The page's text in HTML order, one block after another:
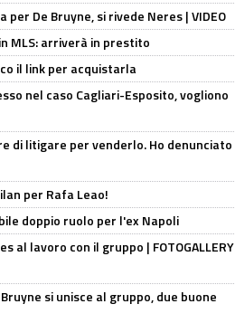
De Bruyne, si rivede Neres | VIDEO
MLS: arriverà in prestito
il link per acquistarla
nel caso Cagliari-Esposito, vogliono
di litigare per venderlo. Ho denunciato
per Rafa Leao!
doppio ruolo per l'ex Napoli
al lavoro con il gruppo | FOTOGALLERY
si unisce al gruppo, due buone